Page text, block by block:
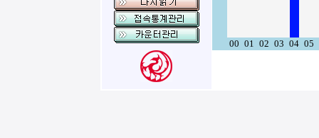
00 01 02 03 04 05